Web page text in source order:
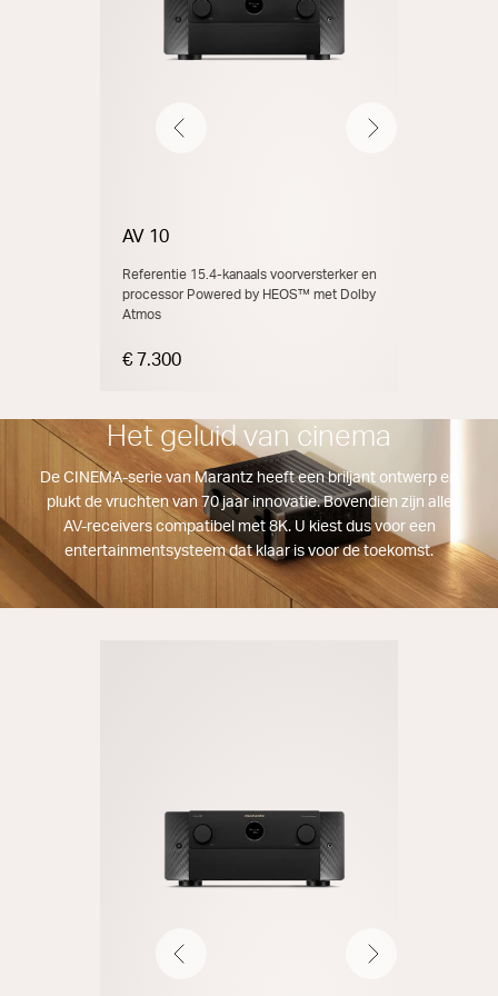
AV 10
Referentie 15.4-kanaals voorversterker en
processor Powered by HEOS™ met Dolby
Atmos
€ 7.300
Vorige Volgende
Het geluid van cinema
De CINEMA-serie van Marantz heeft een briljant ontwerp en
plukt de vruchten van 70 jaar innovatie. Bovendien zijn alle
AV-receivers compatibel met 8K. U kiest dus voor een
entertainmentsysteem dat klaar is voor de toekomst.
Vorige Volgende